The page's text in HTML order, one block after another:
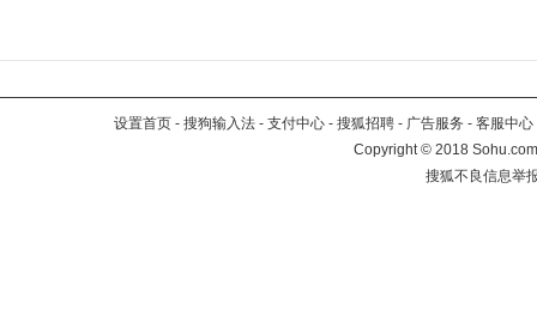
设置首页 - 搜狗输入法 - 支付中心 - 搜狐招聘 - 广告服务 - 客服中心
Copyright©2018
搜狐不良信息举